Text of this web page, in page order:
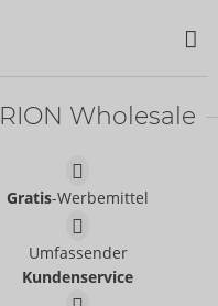
aus Leder
- ORION Brand
Verkaufsverpackung
Wholesale
Gratis-Werbemittel
Umfassender
Kundenservice